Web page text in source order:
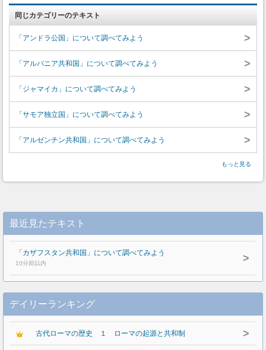
同じカテゴリーのテキスト
「アンドラ公国」について調べてみよう >
「アルバニア共和国」について調べてみよう >
「ジャマイカ」について調べてみよう >
「サモア独立国」について調べてみよう >
「アルゼンチン共和国」について調べてみよう >
もっと見る
最近見たテキスト
「カザフスタン共和国」について調べてみよう
10分前以内 >
デイリーランキング
古代ローマの歴史 １ ローマの起源と共和制 >